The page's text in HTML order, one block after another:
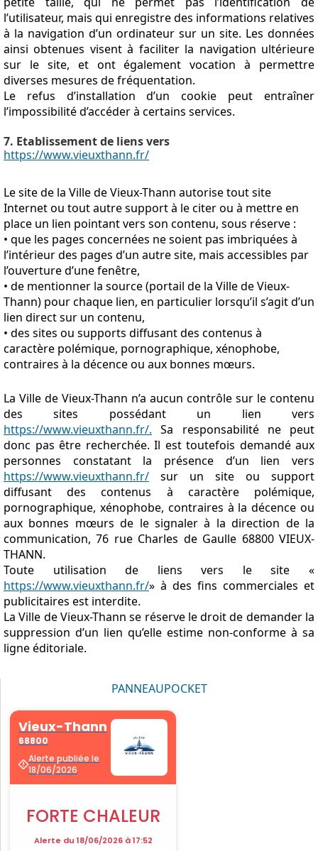
l’utilisateur, mais qui enregistre des informations relatives
à la navigation d’un ordinateur sur un site. Les données
ainsi obtenues visent à faciliter la navigation ultérieure
sur le site, et ont également vocation à permettre
diverses mesures de fréquentation.
Le refus d’installation d’un cookie peut entraîner
l’impossibilité d’accéder à certains services.
7. Etablissement de liens vers
https://www.vieuxthann.fr/
Le site de la Ville de Vieux-Thann autorise tout site
Internet ou tout autre support à le citer ou à mettre en
place un lien pointant vers son contenu, sous réserve :
• que les pages concernées ne soient pas imbriquées à
l’intérieur des pages d’un autre site, mais accessibles par
l’ouverture d’une fenêtre,
• de mentionner la source (portail de la Ville de Vieux-
Thann) pour chaque lien, en particulier lorsqu’il s’agit d’un
lien direct sur un contenu,
• des sites ou supports diffusant des contenus à
caractère polémique, pornographique, xénophobe,
contraires à la décence ou aux bonnes mœurs.
La Ville de Vieux-Thann n’a aucun contrôle sur le contenu
des sites possédant un lien vers
https://www.vieuxthann.fr/.
Sa responsabilité ne peut
donc pas être recherchée. Il est toutefois demandé aux
personnes constatant la présence d’un lien vers
https://www.vieuxthann.fr/
sur un site ou support
diffusant des contenus à caractère polémique,
pornographique, xénophobe, contraires à la décence ou
aux bonnes mœurs de le signaler à la direction de la
communication, 76 rue Charles de Gaulle 68800 VIEUX-
THANN.
Toute utilisation de liens vers le site «
https://www.vieuxthann.fr/» à des fins commerciales et
publicitaires est interdite.
La Ville de Vieux-Thann se réserve le droit de demander la
suppression d’un lien qu’elle estime non-conforme à sa
ligne éditoriale.
PANNEAUPOCKET